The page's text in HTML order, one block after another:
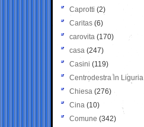
Caprotti (2)
Caritas (6)
carovita (170)
casa (247)
Casini (119)
Centrodestra in Liguria
Chiesa (276)
Cina (10)
Comune (342)